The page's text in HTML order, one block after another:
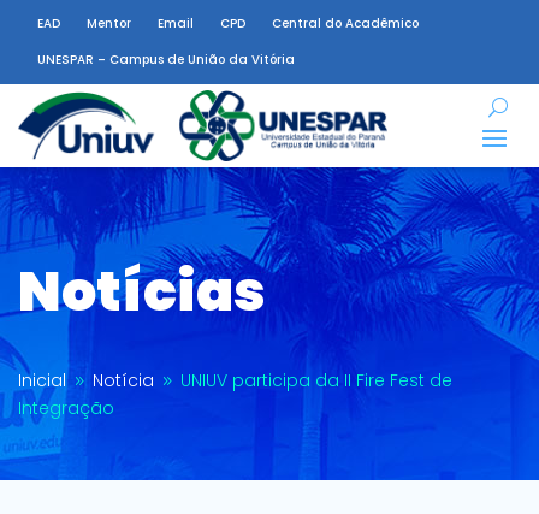
EAD Mentor Email CPD
Central do Acadêmico
UNESPAR – Campus de União da Vitória
Notícias
Inicial 9 Notícia 9 UNIUV participa da II Fire Fest de
Integração